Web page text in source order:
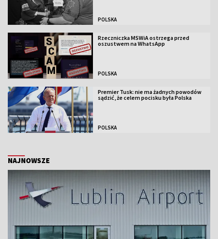
POLSKA
Rzeczniczka MSWiA ostrzega przed
oszustwem na WhatsApp
POLSKA
Premier Tusk: nie ma żadnych powodów
sądzić, że celem pocisku była Polska
POLSKA
NAJNOWSZE